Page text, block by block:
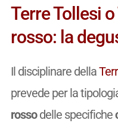
Terre Tollesi
rosso: la
Il disciplinare della
prevede per la
rossodelle specifiche